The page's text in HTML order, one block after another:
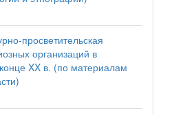
просветительская
организаций в
XX в. (по материалам